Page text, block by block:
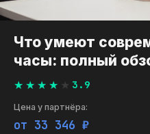
Что умеют
часы: полный
3.9
Цена у партнёра:
от 33 346 ₽